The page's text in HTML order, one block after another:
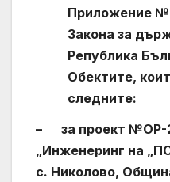
Приложение
Закона за
Република
Обектите,
следните:
– за проект №OP-
„Инженеринг на
с. Николово,